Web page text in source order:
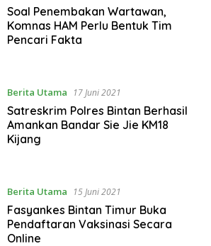
Soal Penembakan Wartawan,
Komnas HAM Perlu Bentuk Tim
Pencari Fakta
Berita Utama 17 Juni 2021
Satreskrim Polres Bintan Berhasil
Amankan Bandar Sie Jie KM18
Kijang
Berita Utama 15 Juni 2021
Fasyankes Bintan Timur Buka
Pendaftaran Vaksinasi Secara
Online